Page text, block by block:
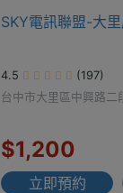
SKY電訊聯盟-大
4.5
(197)
台中市大里區中興路二
$1,200
立即預約